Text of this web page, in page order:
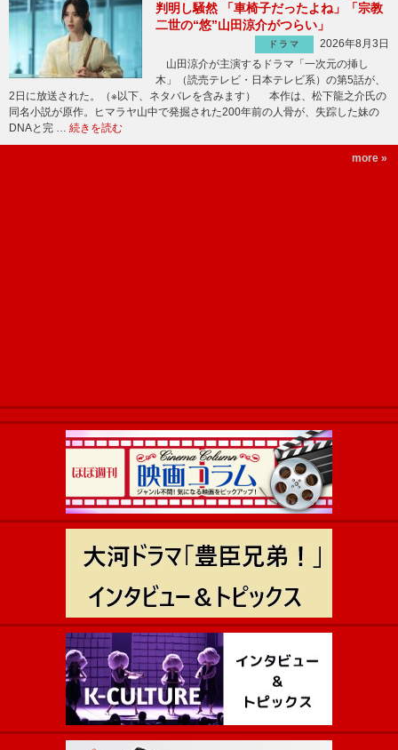
判明し騒然 「車椅子だったよね」「宗教
二世の“悠”山田涼介がつらい」
ドラマ
2026年8月3日
山田涼介が主演するドラマ「一次元の挿し
木」（読売テレビ・日本テレビ系）の第5話が、
2日に放送された。（※以下、ネタバレを含みます） 本作は、松下龍之介氏の
同名小説が原作。ヒマラヤ山中で発掘された200年前の人骨が、失踪した妹の
DNAと完 … 続きを読む
more »